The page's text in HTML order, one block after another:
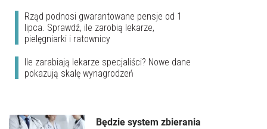
Rząd podnosi gwarantowane pensje od 1
lipca. Sprawdź, ile zarobią lekarze,
pielęgniarki i ratownicy
Ile zarabiają lekarze specjaliści? Nowe dane
pokazują skalę wynagrodzeń
Będzie system zbierania